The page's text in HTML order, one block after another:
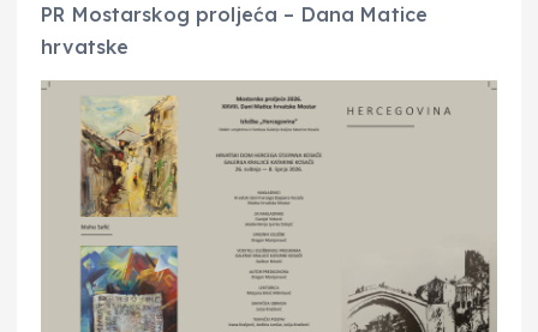
PR Mostarskog proljeća – Dana Matice
hrvatske